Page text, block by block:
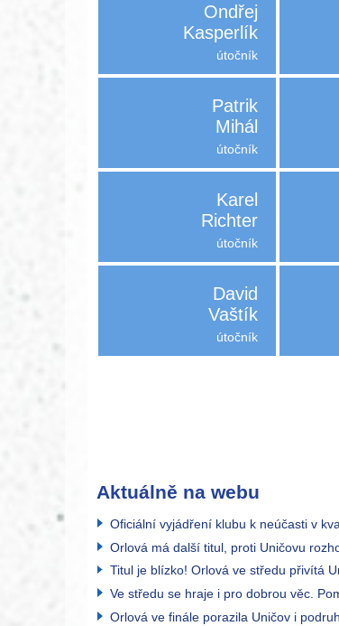
Ondřej
Kasperlík
útočník
Patrik
Mihál
útočník
Karel
Richter
útočník
David
Vaštík
útočník
Aktuálně na webu
Oficiální vyjádření klubu k neúčasti v
Orlová má další titul, proti Uničovu
Titul je blízko! Orlová ve středu přivítá
Ve středu se hraje i pro dobrou věc.
Orlová ve finále porazila Uničov i